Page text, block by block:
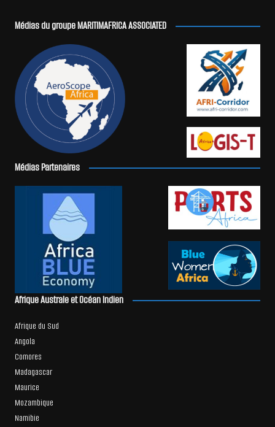
Médias du groupe MARITIMAFRICA ASSOCIATED
Médias Partenaires
Afrique Australe et Océan Indien
Afrique du Sud
Angola
Comores
Madagascar
Maurice
Mozambique
Namibie